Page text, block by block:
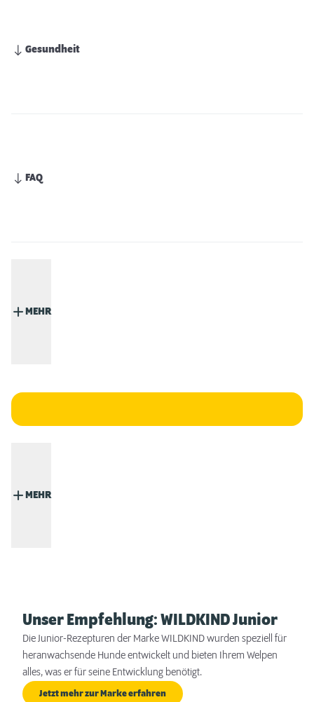
Gesundheit
FAQ
MEHR
MEHR
Unser Empfehlung: WILDKIND Junior
Die Junior-Rezepturen der Marke WILDKIND wurden speziell für
heranwachsende Hunde entwickelt und bieten Ihrem Welpen
alles, was er für seine Entwicklung benötigt.
Jetzt mehr zur Marke erfahren